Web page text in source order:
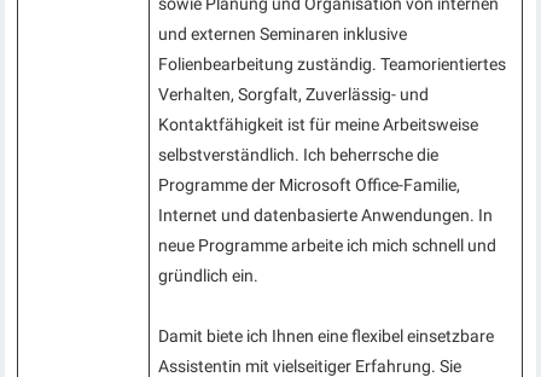
sowie Planung und Organisation von internen
und externen Seminaren inklusive
Folienbearbeitung zuständig. Teamorientiertes
Verhalten, Sorgfalt, Zuverlässig- und
Kontaktfähigkeit ist für meine Arbeitsweise
selbstverständlich. Ich beherrsche die
Programme der Microsoft Office-Familie,
Internet und datenbasierte Anwendungen. In
neue Programme arbeite ich mich schnell und
gründlich ein.
Damit biete ich Ihnen eine flexibel einsetzbare
Assistentin mit vielseitiger Erfahrung. Sie